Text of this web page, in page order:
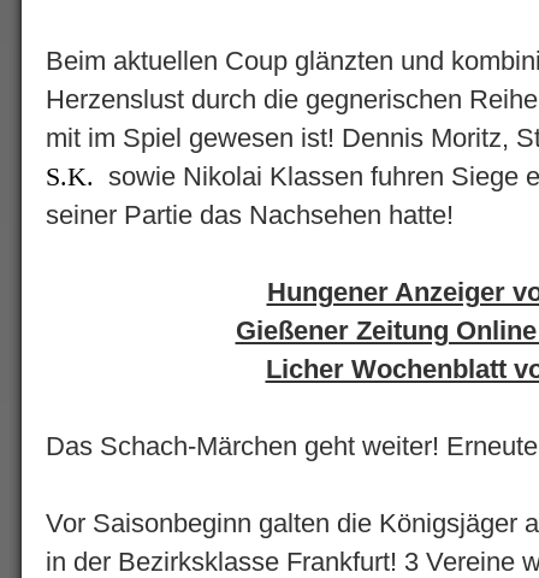
Beim aktuellen Coup glänzten und
Herzenslust durch die gegnerischen
mit im Spiel gewesen ist! Dennis Moritz,
S.K. sowie Nikolai Klassen fuhren Siege
seiner Partie das Nachsehen hatte!
Hungener Anzeiger
Gießener Zeitung
Licher Wochenblatt
Das Schach-Märchen geht weiter!
Vor Saisonbeginn galten die Königsjäger
in der Bezirksklasse Frankfurt! 3 Vereine